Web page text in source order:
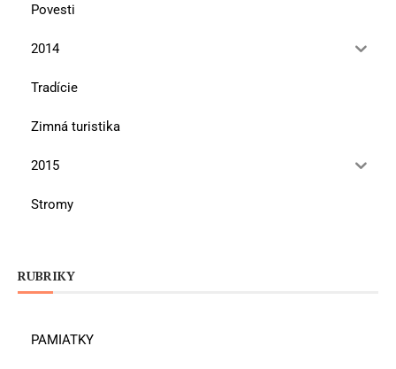
Povesti
2014
Tradície
Zimná turistika
2015
Stromy
RUBRIKY
PAMIATKY